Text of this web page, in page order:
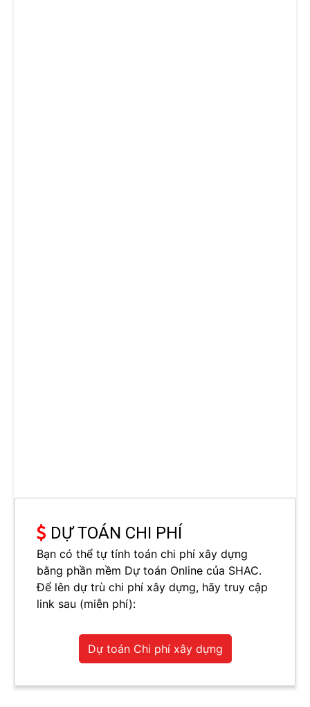
DỰ TOÁN CHI PHÍ
Bạn có thể tự tính toán chi phí xây dựng
bằng phần mềm Dự toán Online của SHAC.
Để lên dự trù chi phí xây dựng, hãy truy cập
link sau (miễn phí):
Dự toán Chi phí xây dựng